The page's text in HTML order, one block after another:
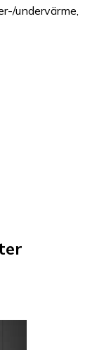
undervärme,